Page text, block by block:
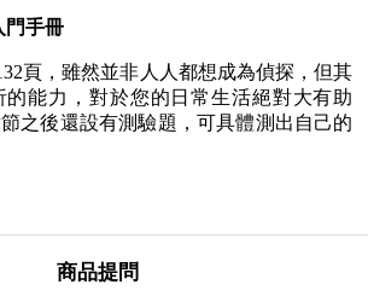
門手冊
頁，雖然並非人人都想成為偵探，但其
的能力，對於您的日常生活絕對大有助
之後還設有測驗題，可具體測出自己的
商品提問